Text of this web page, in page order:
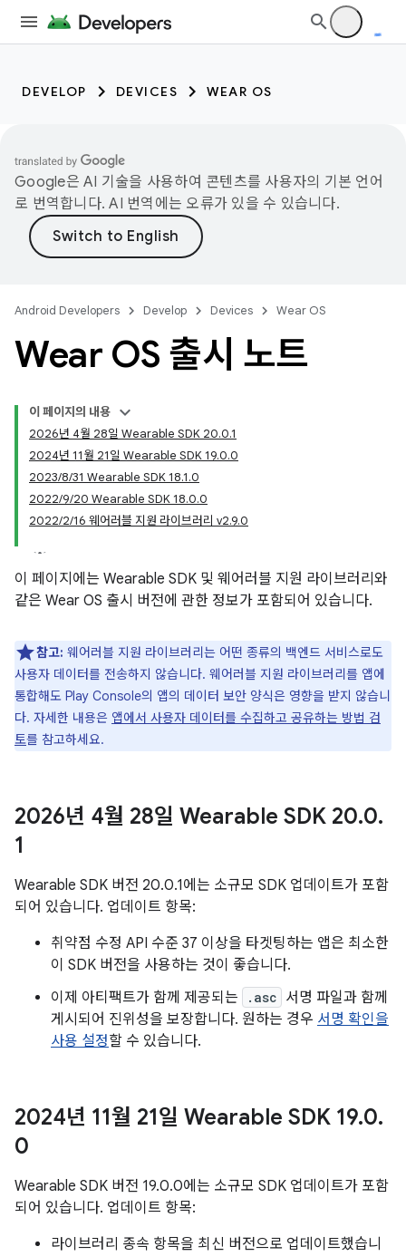
DEVELOP DEVICES WEAR OS
Google은 AI 기술을 사용하여 콘텐츠를 사용자의 기본 언어
로 번역합니다. AI 번역에는 오류가 있을 수 있습니다.
Android Developers Develop Devices Wear OS
Wear OS 출시 노트
이 페이지의 내용
2026년 4월 28일 Wearable SDK 20.0.1
2024년 11월 21일 Wearable SDK 19.0.0
2023/8/31 Wearable SDK 18.1.0
2022/9/20 Wearable SDK 18.0.0
2022/2/16 웨어러블 지원 라이브러리 v2.9.0
이 페이지에는 Wearable SDK 및 웨어러블 지원 라이브러리와
같은 Wear OS 출시 버전에 관한 정보가 포함되어 있습니다.
참고: 웨어러블 지원 라이브러리는 어떤 종류의 백엔드 서비스로도
사용자 데이터를 전송하지 않습니다. 웨어러블 지원 라이브러리를 앱에
통합해도 Play Console의 앱의 데이터 보안 양식은 영향을 받지 않습니
다. 자세한 내용은 앱에서 사용자 데이터를 수집하고 공유하는 방법 검
토를 참고하세요.
2026년 4월 28일 Wearable SDK 20.0.
1
Wearable SDK 버전 20.0.1에는 소규모 SDK 업데이트가 포함
되어 있습니다. 업데이트 항목:
취약점 수정 API 수준 37 이상을 타겟팅하는 앱은 최소한
이 SDK 버전을 사용하는 것이 좋습니다.
이제 아티팩트가 함께 제공되는
.asc 서명 파일과 함께
게시되어 진위성을 보장합니다. 원하는 경우 서명 확인을
사용 설정할 수 있습니다.
2024년 11월 21일 Wearable SDK 19.0.
0
Wearable SDK 버전 19.0.0에는 소규모 SDK 업데이트가 포함
되어 있습니다. 업데이트 항목:
라이브러리 종속 항목을 최신 버전으로 업데이트했습니